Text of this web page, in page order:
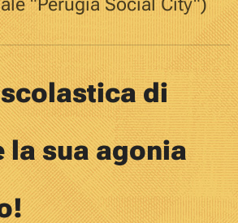
di
la sua agonia